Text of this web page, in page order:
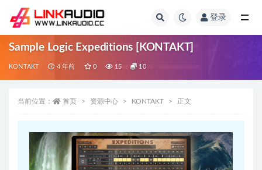
登录
Sample Logic Expeditions [KONTAKT]
KONTAKT 4 年前 0 15 10
当前位置： 首页 资源中心 KONTAKT 正文